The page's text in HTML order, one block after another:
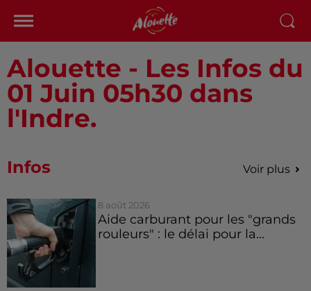
Alouette - Les Infos du
01 Juin 05h30 dans
l'Indre.
Infos Voir plus
8 août 2026
Aide carburant pour les "grands
rouleurs" : le délai pour la...